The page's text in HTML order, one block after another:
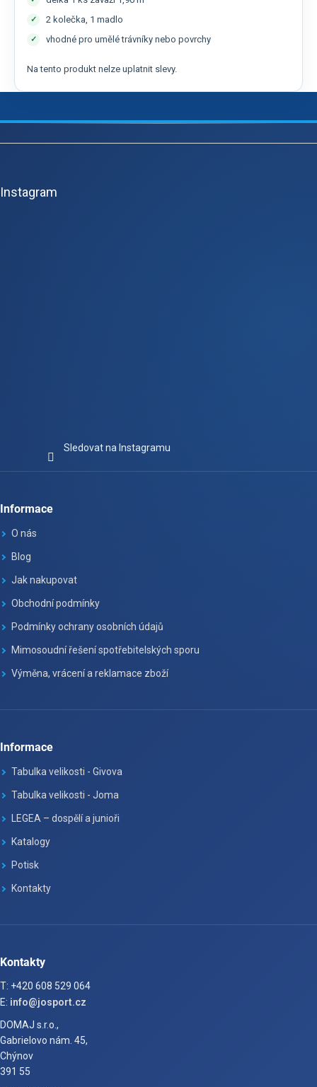
2 kolečka, 1 madlo
vhodné pro umělé trávníky nebo povrchy
Na tento produkt nelze uplatnit slevy.
Z
Instagram
Sledovat na Instagramu
Informace
O nás
Blog
Jak nakupovat
Obchodní podmínky
Podmínky ochrany osobních údajů
Mimosoudní řešení spotřebitelských sporu
Výměna, vrácení a reklamace zboží
Informace
Tabulka velikosti - Givova
Tabulka velikosti - Joma
LEGEA – dospělí a junioři
Katalogy
Potisk
Kontakty
Kontakty
T: +420 608 529 064
E: info@josport.cz
DOMAJ s.r.o.,
Gabrielovo nám. 45,
Chýnov
391 55